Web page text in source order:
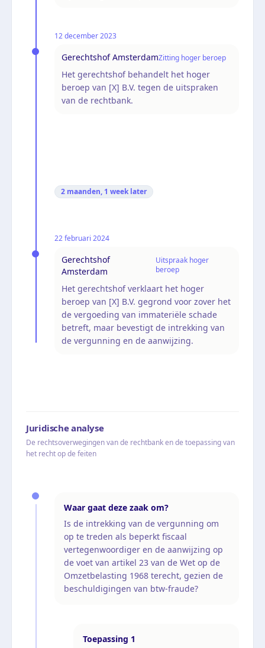
12 december 2023
Gerechtshof AmsterdamZitting hoger beroep
Het gerechtshof behandelt het hoger
beroep van [X] B.V. tegen de uitspraken
van de rechtbank.
2 maanden, 1 week later
22 februari 2024
Gerechtshof
Amsterdam
Uitspraak hoger
beroep
Het gerechtshof verklaart het hoger
beroep van [X] B.V. gegrond voor zover het
de vergoeding van immateriële schade
betreft, maar bevestigt de intrekking van
de vergunning en de aanwijzing.
Juridische analyse
De rechtsoverwegingen van de rechtbank en de toepassing van
het recht op de feiten
Waar gaat deze zaak om?
Is de intrekking van de vergunning om
op te treden als beperkt fiscaal
vertegenwoordiger en de aanwijzing op
de voet van artikel 23 van de Wet op de
Omzetbelasting 1968 terecht, gezien de
beschuldigingen van btw-fraude?
Toepassing 1